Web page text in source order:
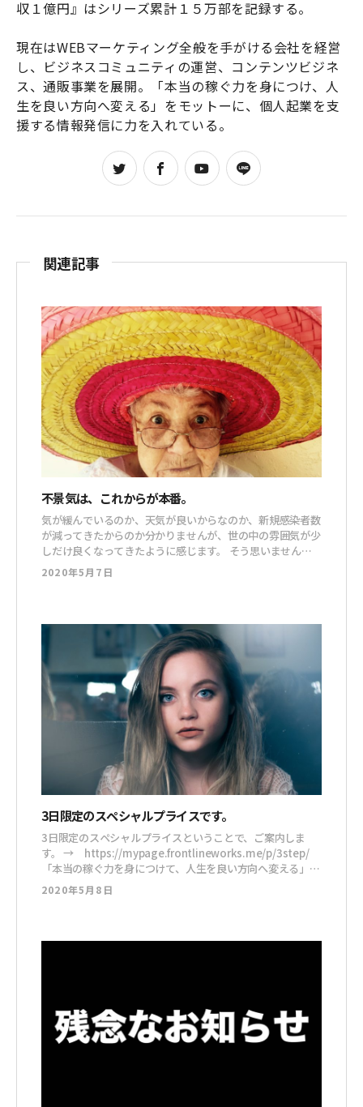
収１億円』はシリーズ累計１５万部を記録する。
現在はWEBマーケティング全般を手がける会社を経営
し、ビジネスコミュニティの運営、コンテンツビジネ
ス、通販事業を展開。「本当の稼ぐ力を身につけ、人
生を良い方向へ変える」をモットーに、個人起業を支
援する情報発信に力を入れている。
関連記事
不景気は、これからが本番。
気が緩んでいるのか、天気が良いからなのか、新規感染者数
が減ってきたからのか分かりませんが、世の中の雰囲気が少
しだけ良くなってきたように感じます。 そう思いません
か？ 私は、新型コロナウイルスには「感染するもの」とし
て、過ごしていました。 もちろん、感染せずに全てが終わ
じゃない
2020年5月7日
3日限定のスペシャルプライスです。
3日限定のスペシャルプライスということで、ご案内しま
す。 → https://mypage.frontlineworks.me/p/3step/
「本当の稼ぐ力を身につけて、人生を良い方向へ変える」と
いうのが私の活動のテーマです。 このテーマに共感してい
る。 そして「自分の好きなことで稼いでいきたい！」と、
2020年5月8日